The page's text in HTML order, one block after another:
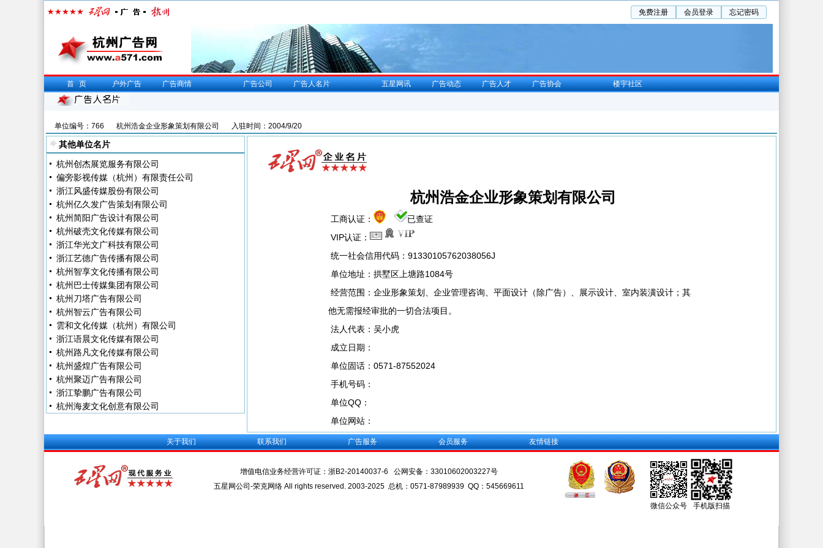
免费注册 会员登录 忘记密码
首页 户外广告 广告商情 广告公司 广告人名片 五星网讯 广告动态 广告人才 广告协会 楼宇社区
单位编号：766 杭州浩金企业形象策划有限公司 入驻时间：2004/9/20
其他单位名片
杭州创杰展览服务有限公司
偏旁影视传媒（杭州）有限责任公司
浙江风盛传媒股份有限公司
杭州亿久发广告策划有限公司
杭州简阳广告设计有限公司
杭州破壳文化传媒有限公司
浙江华光文广科技有限公司
浙江艺德广告传播有限公司
杭州智享文化传播有限公司
杭州巴士传媒集团有限公司
杭州刀塔广告有限公司
杭州智云广告有限公司
雲和文化传媒（杭州）有限公司
浙江语晨文化传媒有限公司
杭州路凡文化传媒有限公司
杭州盛煌广告有限公司
杭州聚迈广告有限公司
浙江挚鹏广告有限公司
杭州海麦文化创意有限公司
杭州浩金企业形象策划有限公司
工商认证：
已查证
VIP认证：
统一社会信用代码：91330105762038056J
单位地址：拱墅区上塘路1084号
经营范围：企业形象策划、企业管理咨询、平面设计（除广告）、展示设计、室内装潢设计；其
他无需报经审批的一切合法项目。
法人代表：吴小虎
成立日期：
单位固话：0571-87552024
手机号码：
单位QQ：
单位网站：
关于我们 联系我们 广告服务 会员服务 友情链接
增值电信业务经营许可证： 浙B2-20140037-6 公网安备： 33010602003227号
五星网公司-荣克网络 All rights reserved. 2003-2025 总机：0571-87989939 QQ：545669611
微信公众号 手机版扫描